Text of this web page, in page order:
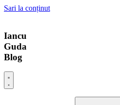
Sari la conținut
Iancu
Guda
Blog